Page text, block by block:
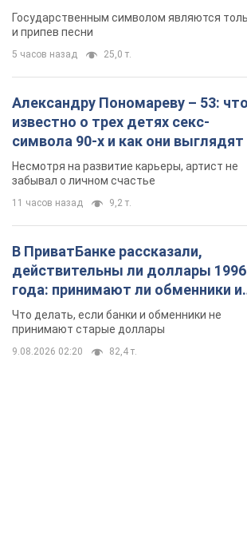
забывал о личном счастье
В ПриватБанке рассказали,
действительны ли доллары 1996
года: принимают ли обменники и
банки такие купюры
принимают старые доллары